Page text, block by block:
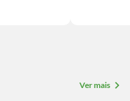
Ver mais chevron_right